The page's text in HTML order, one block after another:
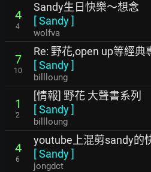
4
4
Sandy生日快樂～想念
[Sandy]
wolfva
7
10
Re: 野花,open up等經典
[Sandy]
billloung
1
2
[情報] 野花 大聲書系列
[Sandy]
billloung
4
6
youtube上混剪sandy的
[Sandy]
jongdct